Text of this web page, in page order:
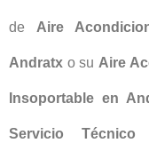
de Aire
Andratx o su Aire
Insoportable en
Servicio Técnico